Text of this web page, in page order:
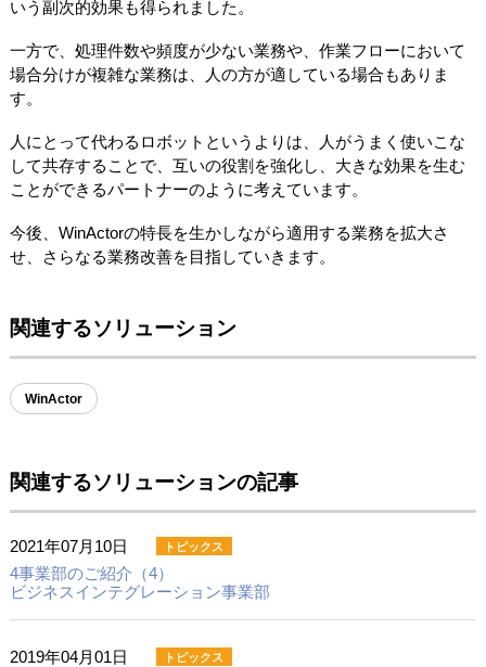
いう副次的効果も得られました。
一方で、処理件数や頻度が少ない業務や、作業フローにおいて
場合分けが複雑な業務は、人の方が適している場合もありま
す。
人にとって代わるロボットというよりは、人がうまく使いこな
して共存することで、互いの役割を強化し、大きな効果を生む
ことができるパートナーのように考えています。
今後、WinActorの特長を生かしながら適用する業務を拡大さ
せ、さらなる業務改善を目指していきます。
関連するソリューション
WinActor
関連するソリューションの記事
2021年07月10日
4事業部のご紹介（4）
ビジネスインテグレーション事業部
2019年04月01日